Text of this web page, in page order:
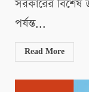
সরকারের বিশেষ
পর্যন্ত...
Read More